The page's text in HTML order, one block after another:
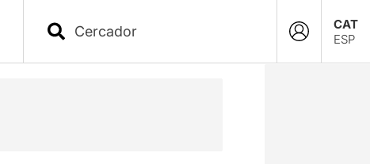
CAT
ESP